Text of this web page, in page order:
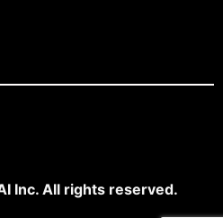
Inc. All rights reserved.